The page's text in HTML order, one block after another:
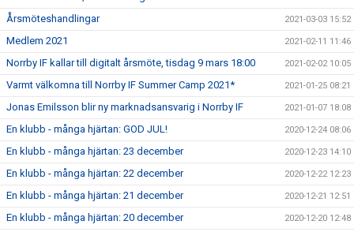
Årsmöteshandlingar 2021-03-03 15:52
Medlem 2021 2021-02-11 11:46
Norrby IF kallar till digitalt årsmöte, tisdag 9 mars 18:00 2021-02-02 10:05
Varmt välkomna till Norrby IF Summer Camp 2021* 2021-01-25 08:21
Jonas Emilsson blir ny marknadsansvarig i Norrby IF 2021-01-07 18:08
En klubb - många hjärtan: GOD JUL! 2020-12-24 08:06
En klubb - många hjärtan: 23 december 2020-12-23 14:10
En klubb - många hjärtan: 22 december 2020-12-22 12:23
En klubb - många hjärtan: 21 december 2020-12-21 12:51
En klubb - många hjärtan: 20 december 2020-12-20 12:48